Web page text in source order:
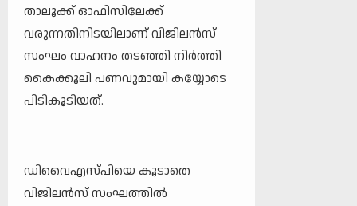
താലൂക്ക് ഓഫിസിലേക്ക്
വരുന്നതിനിടയിലാണ് വിജിലന്‍സ്
സംഘം വാഹനം തടഞ്ഞി നിര്‍ത്തി
കൈക്കൂലി പണവുമായി കയ്യോടെ
പിടികൂടിയത്.
ഡിവൈഎസ്പിയെ കൂടാതെ
വിജിലന്‍സ് സംഘത്തില്‍